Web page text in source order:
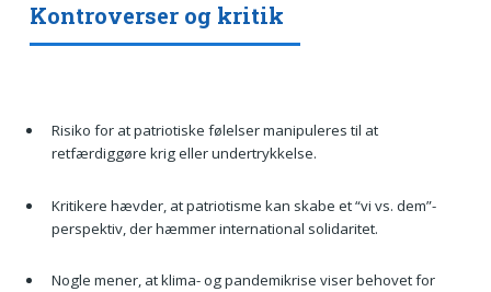
Kontroverser og kritik
Risiko for at patriotiske følelser manipuleres til at
retfærdiggøre krig eller undertrykkelse.
Kritikere hævder, at patriotisme kan skabe et “vi vs. dem”-
perspektiv, der hæmmer international solidaritet.
Nogle mener, at klima- og pandemikrise viser behovet for